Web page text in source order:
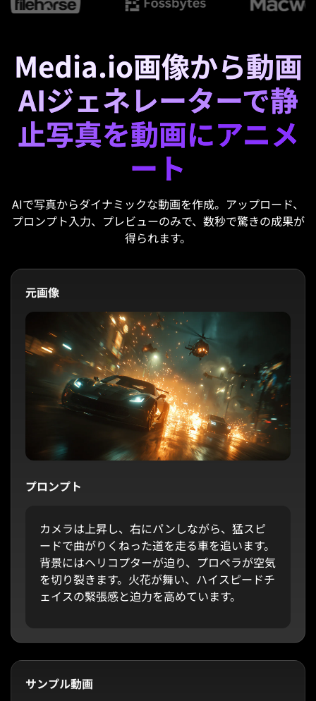
Media.io画像から動画
AIジェネレーターで静
止写真を動画にアニメ
ート
AIで写真からダイナミックな動画を作成。アップロード、
プロンプト入力、プレビューのみで、数秒で驚きの成果が
得られます。
元画像
プロンプト
カメラは上昇し、右にパンしながら、猛スピ
ードで曲がりくねった道を走る車を追います。
背景にはヘリコプターが迫り、プロペラが空気
を切り裂きます。火花が舞い、ハイスピードチ
ェイスの緊張感と迫力を高めています。
サンプル動画